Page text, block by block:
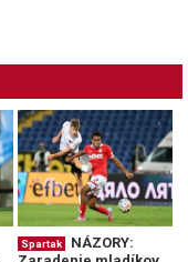
Spartak
NÁZORY: